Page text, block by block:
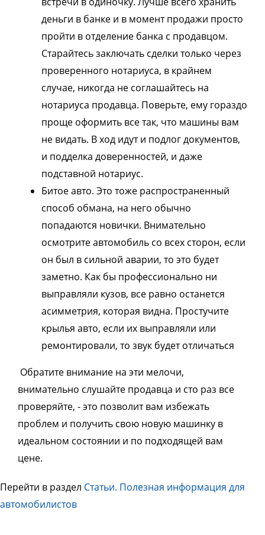
деньги в банке и в момент продажи просто
пройти в отделение банка с продавцом.
Старайтесь заключать сделки только через
проверенного нотариуса, в крайнем
случае, никогда не соглашайтесь на
нотариуса продавца. Поверьте, ему гораздо
проще оформить все так, что машины вам
не видать. В ход идут и подлог документов,
и подделка доверенностей, и даже
подставной нотариус.
Битое авто. Это тоже распространенный
способ обмана, на него обычно
попадаются новички. Внимательно
осмотрите автомобиль со всех сторон, если
он был в сильной аварии, то это будет
заметно. Как бы профессионально ни
выправляли кузов, все равно останется
асимметрия, которая видна. Простучите
крылья авто, если их выправляли или
ремонтировали, то звук будет отличаться
Обратите внимание на эти мелочи,
внимательно слушайте продавца и сто раз все
проверяйте, - это позволит вам избежать
проблем и получить свою новую машинку в
идеальном состоянии и по подходящей вам
цене.
Перейти в раздел Статьи. Полезная информация для
автомобилистов